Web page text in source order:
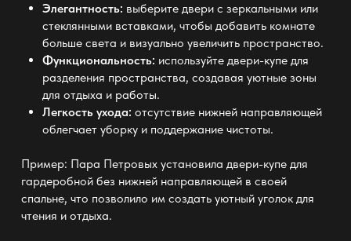
Элегантность: выберите двери с зеркальными или
стеклянными вставками, чтобы добавить комнате
больше света и визуально увеличить пространство.
Функциональность: используйте двери-купе для
разделения пространства, создавая уютные зоны
для отдыха и работы.
Легкость ухода: отсутствие нижней направляющей
облегчает уборку и поддержание чистоты.
Пример: Пара Петровых установила двери-купе для
гардеробной без нижней направляющей в своей
спальне, что позволило им создать уютный уголок для
чтения и отдыха.